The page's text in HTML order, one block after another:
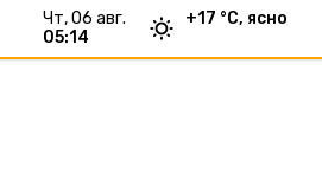
чт, 06 авг.
05:14
+17 °С, ясно